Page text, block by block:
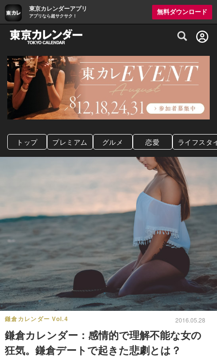
東京カレンダーアプリ
アプリなら超サクサク！
無料ダウンロード
グルメ情報・プレミアムレストラン予約
トップ プレミアム グルメ 恋愛 ライフスタ
鎌倉カレンダー Vol.4 2016.05.28
鎌倉カレンダー：感情的で理解不能な女の
狂気。鎌倉デートで起きた悲劇とは？